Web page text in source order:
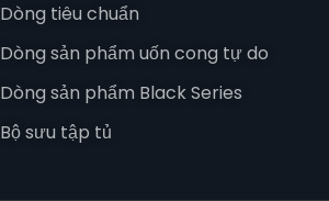
Dòng tiêu chuẩn
Dòng sản phẩm uốn cong tự do
Dòng sản phẩm Black Series
Bộ sưu tập tủ